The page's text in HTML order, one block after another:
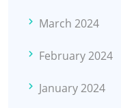
March 2024
February 2024
January 2024